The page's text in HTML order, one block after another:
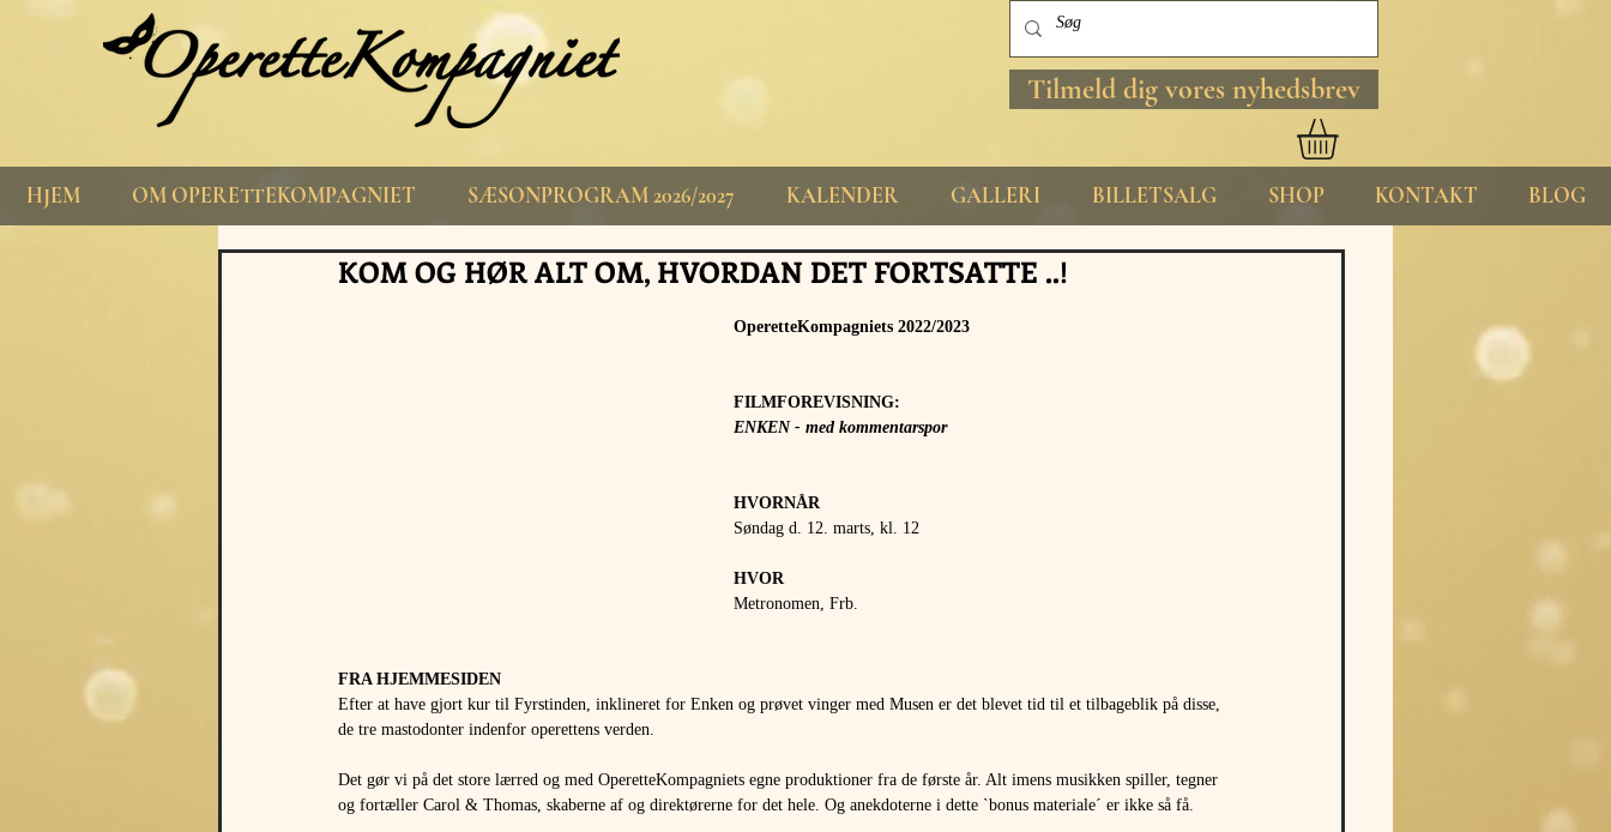
Tilmeld dig vores nyhedsbrev
HJEM OM OPERETTEKOMPAGNIET SÆSONPROGRAM 2026/2027 KALENDER GALLERI BILLETSALG SHOP KONTAKT BLOG
KOM OG HØR ALT OM, HVORDAN DET FORTSATTE ..!
OperetteKompagniets 2022/2023
FILMFOREVISNING:
ENKEN - med kommentarspor
HVORNÅR
Søndag d. 12. marts, kl. 12
HVOR
Metronomen, Frb.
FRA HJEMMESIDEN
Efter at have gjort kur til Fyrstinden, inklineret for Enken og prøvet vinger med Musen er det blevet tid til et tilbageblik på disse,
de tre mastodonter indenfor operettens verden.
Det gør vi på det store lærred og med OperetteKompagniets egne produktioner fra de første år. Alt imens musikken spiller, tegner
og fortæller Carol & Thomas, skaberne af og direktørerne for det hele. Og anekdoterne i dette `bonus materiale´ er ikke så få.